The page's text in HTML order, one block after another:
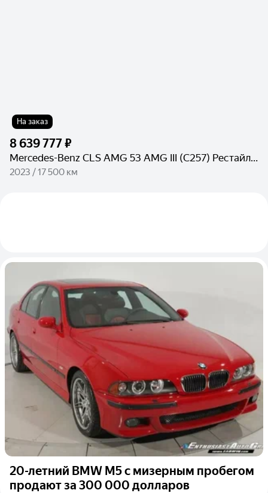
На заказ
8 639 777 ₽
Mercedes-Benz CLS AMG 53 AMG III (C257) Рестайлинг
2023 / 17 500 км
20-летний BMW M5 с мизерным пробегом
продают за 300 000 долларов